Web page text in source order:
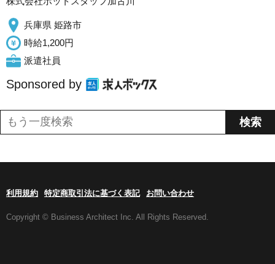
兵庫県 姫路市
時給1,200円
派遣社員
Sponsored by
利用規約 特定商取引法に基づく表記 お問い合わせ
Copyright © Business Architect Inc. All Rights Reserved.